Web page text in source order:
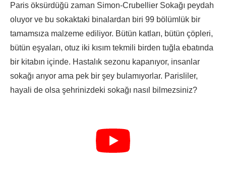
Paris öksürdüğü zaman Simon-Crubellier Sokağı peydah
oluyor ve bu sokaktaki binalardan biri 99 bölümlük bir
tamamsıza malzeme ediliyor. Bütün katları, bütün çöpleri,
bütün eşyaları, otuz iki kısım tekmili birden tuğla ebatında
bir kitabın içinde. Hastalık sezonu kapanıyor, insanlar
sokağı arıyor ama pek bir şey bulamıyorlar. Parisliler,
hayali de olsa şehrinizdeki sokağı nasıl bilmezsiniz?